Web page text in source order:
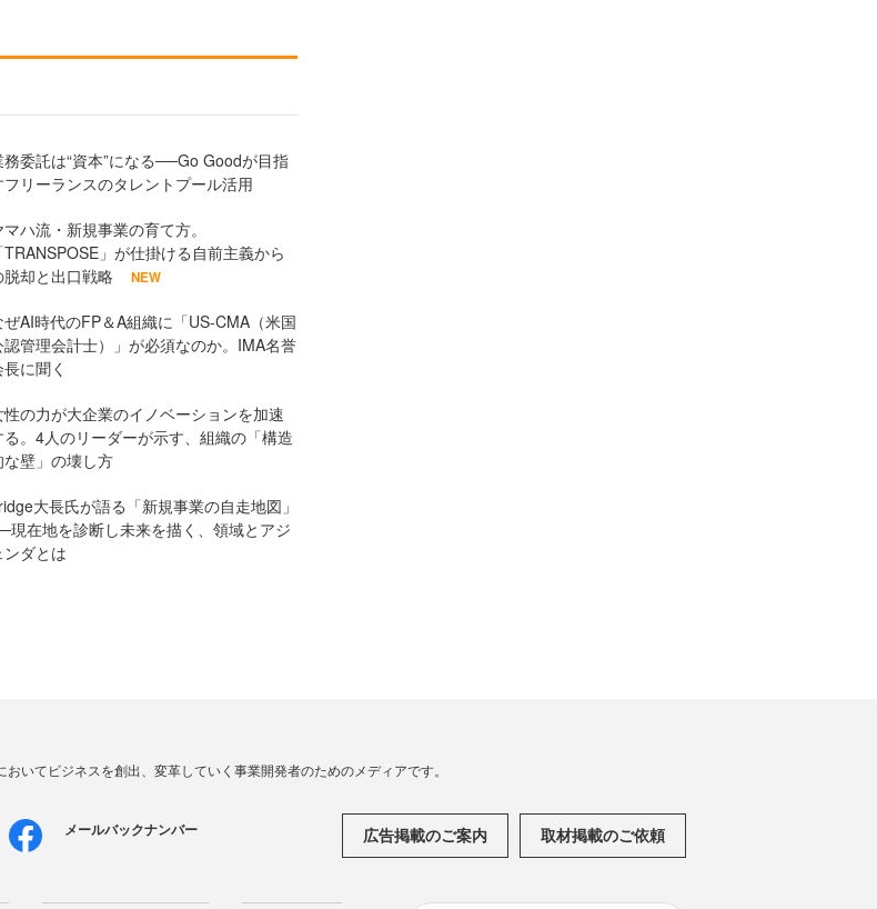
務委託は“資本”になる──Go Goodが目指
フリーランスのタレントプール活用
マハ流・新規事業の育て方。
TRANSPOSE」が仕掛ける自前主義から
脱却と出口戦略
NEW
ぜAI時代のFP＆A組織に「US-CMA（米国
認管理会計士）」が必須なのか。IMA名誉
に聞く
性の力が大企業のイノベーションを加速
る。4人のリーダーが示す、組織の「構造
な壁」の壊し方
大長氏が語る「新規事業の自走地図」
現在地を診断し未来を描く、領域とアジ
ンダとは
いてビジネスを創出、変革していく事業開発者のためのメディアです。
メールバックナンバー 広告掲載のご案内 取材掲載のご依頼